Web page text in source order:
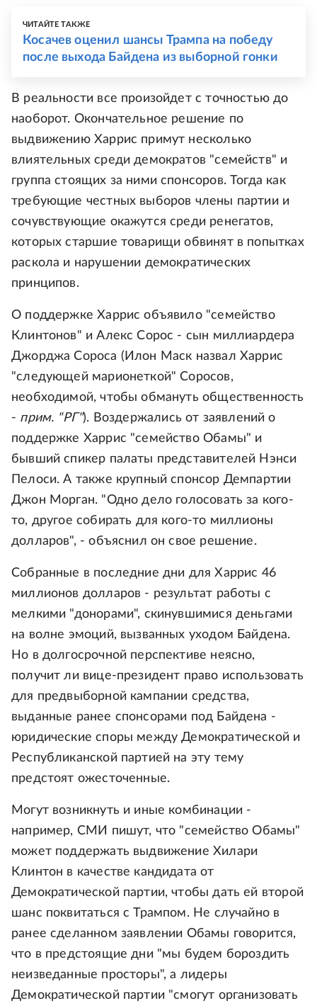
ЧИТАЙТЕ ТАКЖЕ
Косачев оценил шансы Трампа на победу
после выхода Байдена из выборной гонки
В реальности все произойдет с точностью до
наоборот. Окончательное решение по
выдвижению Харрис примут несколько
влиятельных среди демократов "семейств" и
группа стоящих за ними спонсоров. Тогда как
требующие честных выборов члены партии и
сочувствующие окажутся среди ренегатов,
которых старшие товарищи обвинят в попытках
раскола и нарушении демократических
принципов.
О поддержке Харрис объявило "семейство
Клинтонов" и Алекс Сорос - сын миллиардера
Джорджа Сороса (Илон Маск назвал Харрис
"следующей марионеткой" Соросов,
необходимой, чтобы обмануть общественность
- прим. "РГ"). Воздержались от заявлений о
поддержке Харрис "семейство Обамы" и
бывший спикер палаты представителей Нэнси
Пелоси. А также крупный спонсор Демпартии
Джон Морган. "Одно дело голосовать за кого-
то, другое собирать для кого-то миллионы
долларов", - объяснил он свое решение.
Собранные в последние дни для Харрис 46
миллионов долларов - результат работы с
мелкими "донорами", скинувшимися деньгами
на волне эмоций, вызванных уходом Байдена.
Но в долгосрочной перспективе неясно,
получит ли вице-президент право использовать
для предвыборной кампании средства,
выданные ранее спонсорами под Байдена -
юридические споры между Демократической и
Республиканской партией на эту тему
предстоят ожесточенные.
Могут возникнуть и иные комбинации -
например, СМИ пишут, что "семейство Обамы"
может поддержать выдвижение Хилари
Клинтон в качестве кандидата от
Демократической партии, чтобы дать ей второй
шанс поквитаться с Трампом. Не случайно в
ранее сделанном заявлении Обамы говорится,
что в предстоящие дни "мы будем бороздить
неизведанные просторы", а лидеры
Демократической партии "смогут организовать